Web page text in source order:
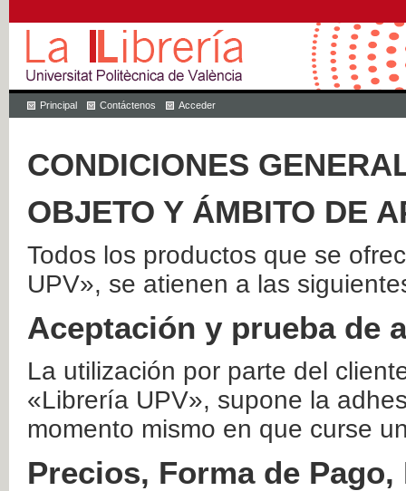
Principal Contáctenos Acceder
CONDICIONES
OBJETO Y ÁMBITO DE
Todos los productos que se
UPV», se atienen a las
Aceptación y prueba de
La utilización por parte del
«Librería UPV», supone la
momento mismo en que curse
Precios, Forma de